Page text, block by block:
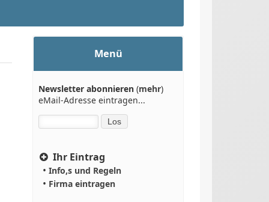
Menü
Newsletter abonnieren (mehr)
eMail-Adresse eintragen...
Ihr Eintrag
• Info,s und Regeln
• Firma eintragen